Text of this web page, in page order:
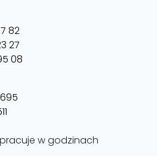
82
27
08
w godzinach